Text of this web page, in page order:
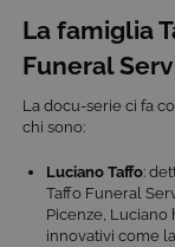
La famiglia
Funeral
La docu-serie ci fa
chi sono:
Luciano Taffo:
Taffo Funeral
Picenze, Luciano
innovativi come